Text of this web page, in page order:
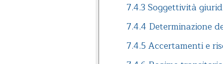
7.4.3 Soggettività
7.4.4 Determinazione
7.4.5 Accertamenti e